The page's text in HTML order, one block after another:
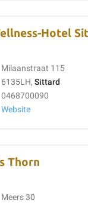
Hotel
Milaanstraat 115
6135LH, Sittard
0468700090
Website
Thorn
Meers 30